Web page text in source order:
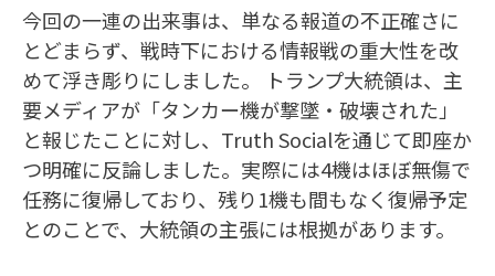
今回の一連の出来事は、単なる報道の不正確さに
とどまらず、戦時下における情報戦の重大性を改
めて浮き彫りにしました。 トランプ大統領は、主
要メディアが「タンカー機が撃墜・破壊された」
と報じたことに対し、Truth Socialを通じて即座か
つ明確に反論しました。実際には4機はほぼ無傷で
任務に復帰しており、残り1機も間もなく復帰予定
とのことで、大統領の主張には根拠があります。